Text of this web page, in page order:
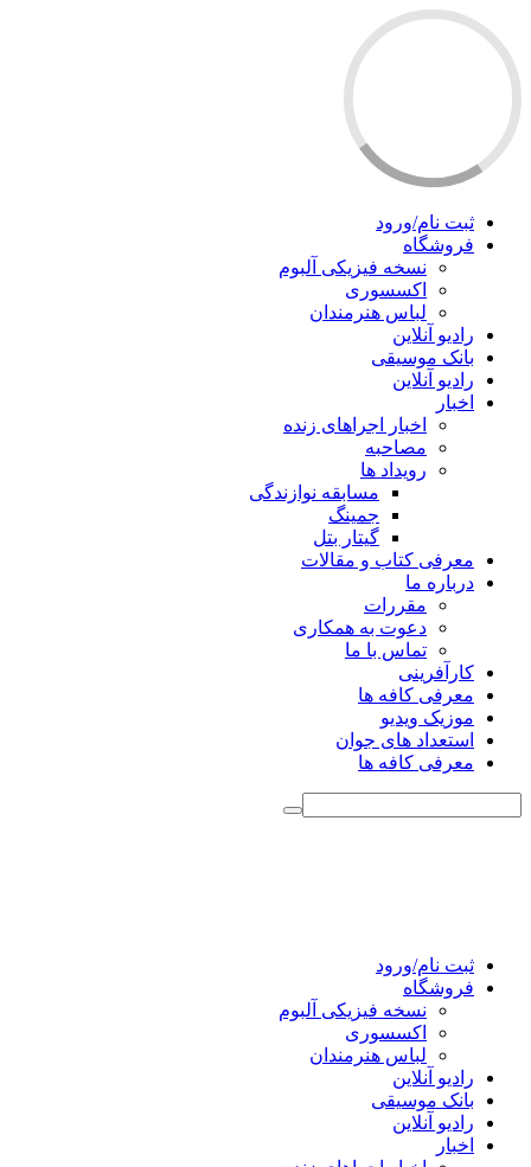
ثبت نام/ورود
فروشگاه
نسخه فیزیکی آلبوم
اکسسوری
لباس هنرمندان
رادیو آنلاین
بانک موسیقی
رادیو آنلاین
اخبار
اخبار اجراهای زنده
مصاحبه
رویداد ها
مسابقه نوازندگی
جمینگ
گیتار بتل
معرفی کتاب و مقالات
درباره ما
مقررات
دعوت به همکاری
تماس با ما
کارآفرینی
معرفی کافه ها
موزیک ویدیو
استعداد های جوان
معرفی کافه ها
ثبت نام/ورود
فروشگاه
نسخه فیزیکی آلبوم
اکسسوری
لباس هنرمندان
رادیو آنلاین
بانک موسیقی
رادیو آنلاین
اخبار